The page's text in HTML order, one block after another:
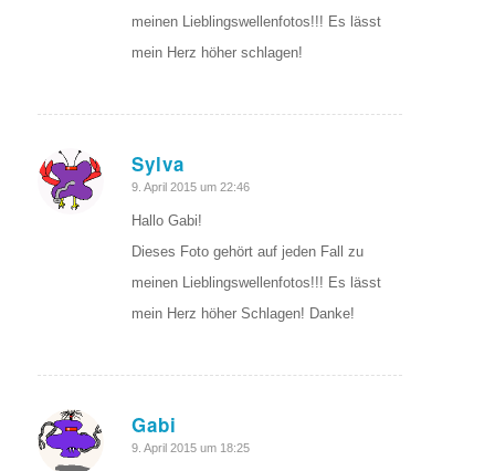
meinen Lieblingswellenfotos!!! Es lässt
mein Herz höher schlagen!
Sylva
sagte:
9. April 2015 um 22:46
Hallo Gabi!
Dieses Foto gehört auf jeden Fall zu
meinen Lieblingswellenfotos!!! Es lässt
mein Herz höher Schlagen! Danke!
Gabi
sagte:
9. April 2015 um 18:25